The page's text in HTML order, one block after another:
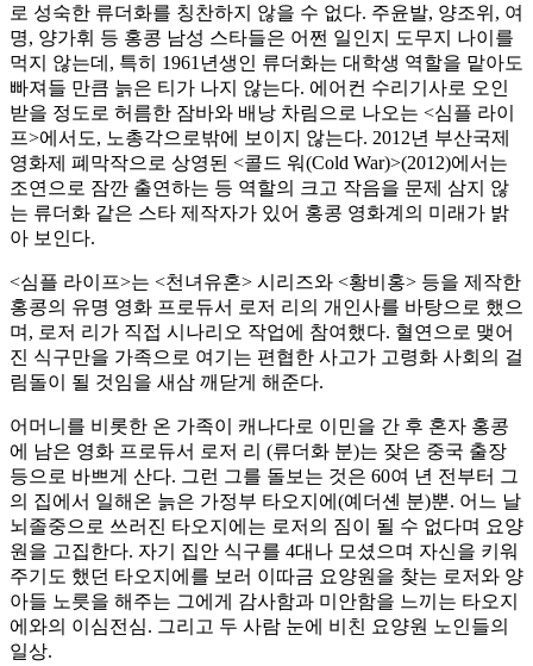
로 성숙한 류더화를 칭찬하지 않을 수 없다. 주윤발, 양조위, 여
명, 양가휘 등 홍콩 남성 스타들은 어쩐 일인지 도무지 나이를
먹지 않는데, 특히 1961년생인 류더화는 대학생 역할을 맡아도
빠져들 만큼 늙은 티가 나지 않는다. 에어컨 수리기사로 오인
받을 정도로 허름한 잠바와 배낭 차림으로 나오는 <심플 라이
프>에서도, 노총각으로밖에 보이지 않는다. 2012년 부산국제
영화제 폐막작으로 상영된 <콜드 워(Cold War)>(2012)에서는
조연으로 잠깐 출연하는 등 역할의 크고 작음을 문제 삼지 않
는 류더화 같은 스타 제작자가 있어 홍콩 영화계의 미래가 밝
아 보인다.
<심플 라이프>는 <천녀유혼> 시리즈와 <황비홍> 등을 제작한
홍콩의 유명 영화 프로듀서 로저 리의 개인사를 바탕으로 했으
며, 로저 리가 직접 시나리오 작업에 참여했다. 혈연으로 맺어
진 식구만을 가족으로 여기는 편협한 사고가 고령화 사회의 걸
림돌이 될 것임을 새삼 깨닫게 해준다.
어머니를 비롯한 온 가족이 캐나다로 이민을 간 후 혼자 홍콩
에 남은 영화 프로듀서 로저 리 (류더화 분)는 잦은 중국 출장
등으로 바쁘게 산다. 그런 그를 돌보는 것은 60여 년 전부터 그
의 집에서 일해온 늙은 가정부 타오지에(예더셴 분)뿐. 어느 날
뇌졸중으로 쓰러진 타오지에는 로저의 짐이 될 수 없다며 요양
원을 고집한다. 자기 집안 식구를 4대나 모셨으며 자신을 키워
주기도 했던 타오지에를 보러 이따금 요양원을 찾는 로저와 양
아들 노릇을 해주는 그에게 감사함과 미안함을 느끼는 타오지
에와의 이심전심. 그리고 두 사람 눈에 비친 요양원 노인들의
일상.